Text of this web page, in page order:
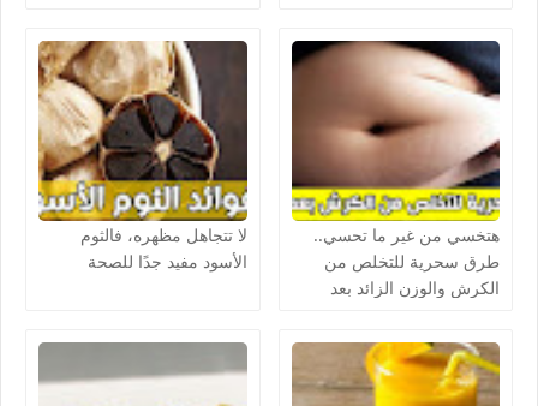
هتخسي من غير ما تحسي..
طرق سحرية للتخلص من
الكرش والوزن الزائد بعد
لا تتجاهل مظهره، فالثوم
الأسود مفيد جدًا للصحة